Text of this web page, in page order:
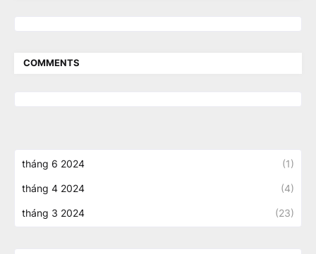
COMMENTS
tháng 6 2024 (1)
tháng 4 2024 (4)
tháng 3 2024 (23)